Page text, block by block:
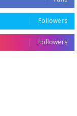
Followers
Followers